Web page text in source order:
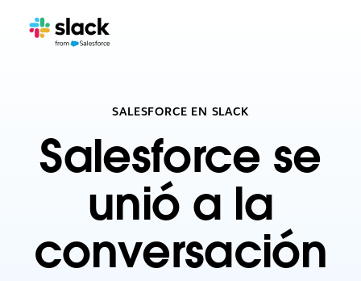
SALESFORCE EN SLACK
Salesforce se
unió a la
conversación